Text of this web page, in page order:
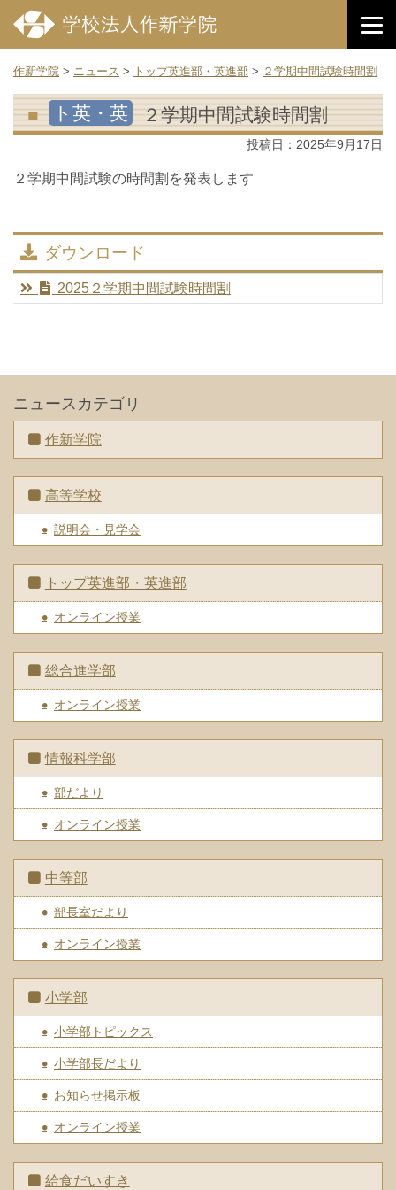
作新学院 > ニュース > トップ英進部・英進部 > ２学期中間試験時間割
ト英・英 ２学期中間試験時間割
投稿日： 2025年9月17日
２学期中間試験の時間割を発表します
ダウンロード
2025２学期中間試験時間割
ニュースカテゴリ
作新学院
高等学校
説明会・見学会
トップ英進部・英進部
オンライン授業
総合進学部
オンライン授業
情報科学部
部だより
オンライン授業
中等部
部長室だより
オンライン授業
小学部
小学部トピックス
小学部長だより
お知らせ掲示板
オンライン授業
給食だいすき